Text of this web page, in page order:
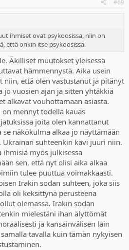
#69
ihmiset ovat psykoosissa, niin on
että onkin itse psykoosissa.
Äkilliset muutokset yleisessä
hämmennystä. Aika usein
niin, että olen vastustanut ja pitänyt
jo vuosien ajan ja sitten yhtäkkiä
alkavat vouhottamaan asiasta.
mennyt todella kauas
joita olen kannattanut
näkökulma alkaa jo näyttämään
Ukrainan suhteenkin kävi juuri niin.
ihmisiä myös julkisessa
sen, että nyt olisi aika alkaa
tulee puuttua voimakkaasti.
Irakin sodan suhteen, joka siis
oli keksittynä perusteena
olemassa. Irakin sodan
mielestäni ihan älyttömät
ja kansainvälisen lain
tavalla kuin tämän nykyisen